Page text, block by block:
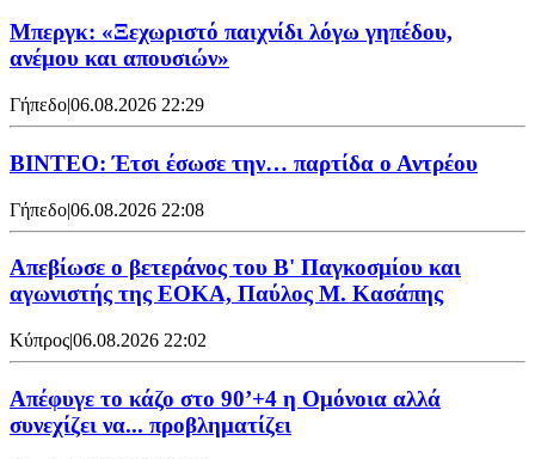
Μπεργκ: «Ξεχωριστό παιχνίδι λόγω γηπέδου,
ανέμου και απουσιών»
Γήπεδο|06.08.2026 22:29
ΒΙΝΤΕΟ: Έτσι έσωσε την… παρτίδα ο Αντρέου
Γήπεδο|06.08.2026 22:08
Απεβίωσε ο βετεράνος του Β' Παγκοσμίου και
αγωνιστής της ΕΟΚΑ, Παύλος Μ. Κασάπης
Κύπρος|06.08.2026 22:02
Απέφυγε το κάζο στο 90’+4 η Ομόνοια αλλά
συνεχίζει να... προβληματίζει